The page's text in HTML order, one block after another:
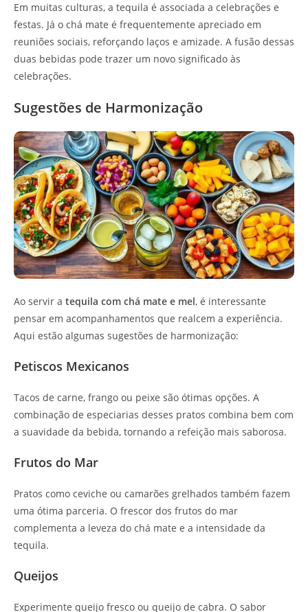
Em muitas culturas, a tequila é associada a celebrações e
festas. Já o chá mate é frequentemente apreciado em
reuniões sociais, reforçando laços e amizade. A fusão dessas
duas bebidas pode trazer um novo significado às
celebrações.
Sugestões de Harmonização
Ao servir a tequila com chá mate e mel, é interessante
pensar em acompanhamentos que realcem a experiência.
Aqui estão algumas sugestões de harmonização:
Petiscos Mexicanos
Tacos de carne, frango ou peixe são ótimas opções. A
combinação de especiarias desses pratos combina bem com
a suavidade da bebida, tornando a refeição mais saborosa.
Frutos do Mar
Pratos como ceviche ou camarões grelhados também fazem
uma ótima parceria. O frescor dos frutos do mar
complementa a leveza do chá mate e a intensidade da
tequila.
Queijos
Experimente queijo fresco ou queijo de cabra. O sabor